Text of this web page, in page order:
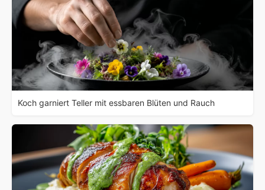
Koch garniert Teller mit essbaren Blüten und Rauch